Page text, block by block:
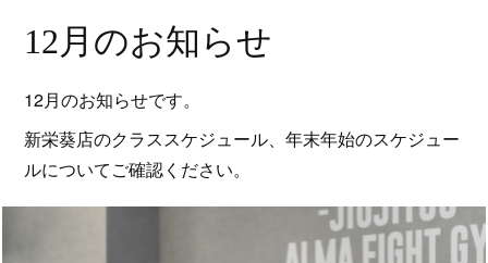
12月のお知らせ
12月のお知らせです。
新栄葵店のクラススケジュール、年末年始のスケジュー
ルについてご確認ください。